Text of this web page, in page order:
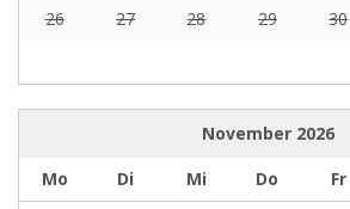
26
27 28 29 30
November 2026
Mo
Di Mi Do Fr